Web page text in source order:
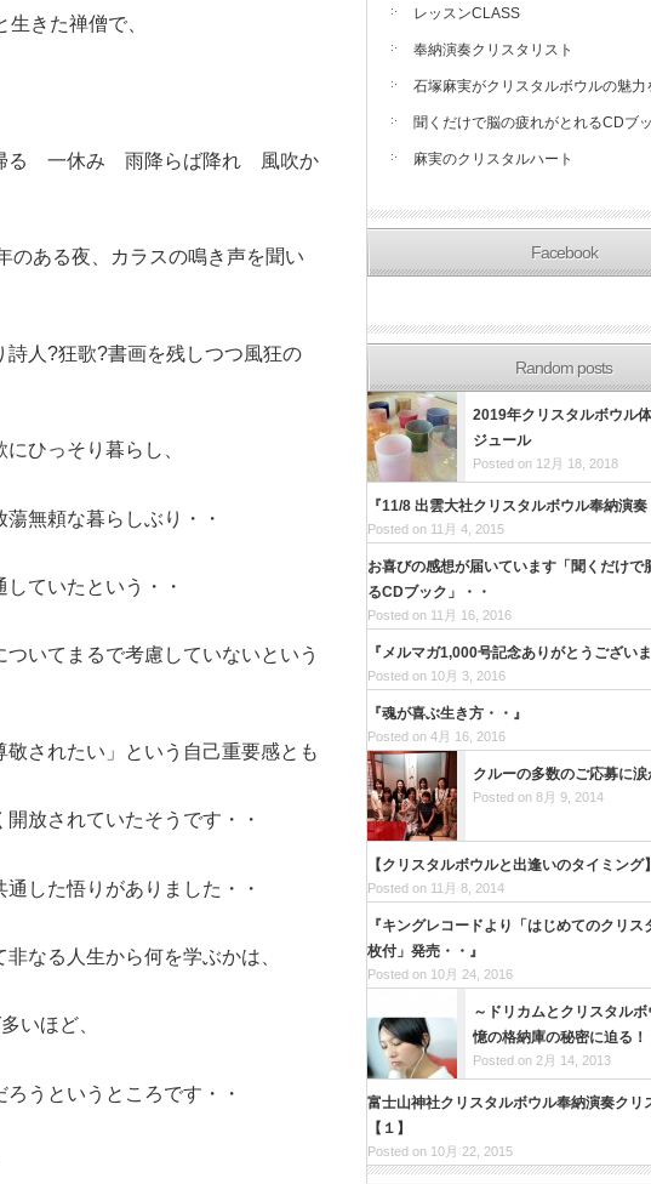
きた禅僧で、
帰る 一休み 雨降らば降れ 風吹か
のある夜、カラスの鳴き声を聞い
人?狂歌?書画を残しつつ風狂の
ひっそり暮らし、
無頼な暮らしぶり・・
ていたという・・
いてまるで考慮していないという
されたい」という自己重要感とも
放されていたそうです・・
した悟りがありました・・
なる人生から何を学ぶかは、
いほど、
うというところです・・
レッスンCLASS
奉納演奏クリスタリスト
石塚麻実がクリスタルボウルの魅力
聞くだけで脳の疲れがとれるCDブ
麻実のクリスタルハート
Facebook
Random posts
2019年クリスタルボウル
ジュール
Posted on 12月 18, 2018
『11/8 出雲大社クリスタルボウル奉納演奏
Posted on 11月 4, 2015
お喜びの感想が届いています「聞くだけで
るCDブック」・・
Posted on 11月 16, 2016
『メルマガ1,000号記念ありがとうございま
Posted on 10月 3, 2016
『魂が喜ぶ生き方・・』
Posted on 4月 16, 2016
クルーの多数のご応募に涙
Posted on 8月 9, 2014
【クリスタルボウルと出逢いのタイミング】
Posted on 11月 8, 2014
『キングレコードより「はじめてのクリス
枚付」発売・・』
Posted on 10月 24, 2016
～ドリカムとクリスタル
憶の格納庫の秘密に迫る！
Posted on 2月 14, 2013
富士山神社クリスタルボウル奉納演奏クリ
【１】
Posted on 10月 22, 2015